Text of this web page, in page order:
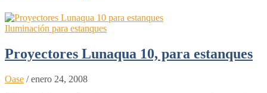
Iluminación para estanques
Proyectores Lunaqua 10, para estanques
Oase /enero 24, 2008